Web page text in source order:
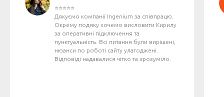
⭐️⭐️⭐️⭐️⭐️
Дякуємо компанії Ingenium за співпрацю.
Окрему подяку хочемо висловити Кирилу
за оперативні підключення та
пунктуальність. Всі питання були вирішені,
нюанси по роботі сайту улагоджені.
Відповіді надавалися чітко та зрозуміло.